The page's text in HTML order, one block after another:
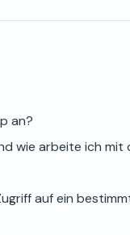
an?
wie arbeite ich mit
auf ein